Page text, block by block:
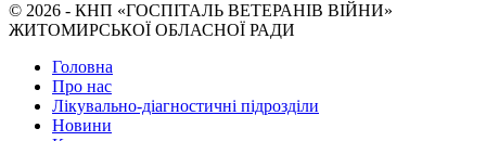
© 2026 - КНП «ГОСПІТАЛЬ ВЕТЕРАНІВ ВІЙНИ»
ЖИТОМИРСЬКОЇ ОБЛАСНОЇ РАДИ
Головна
Про нас
Лікувально-діагностичні підрозділи
Новини